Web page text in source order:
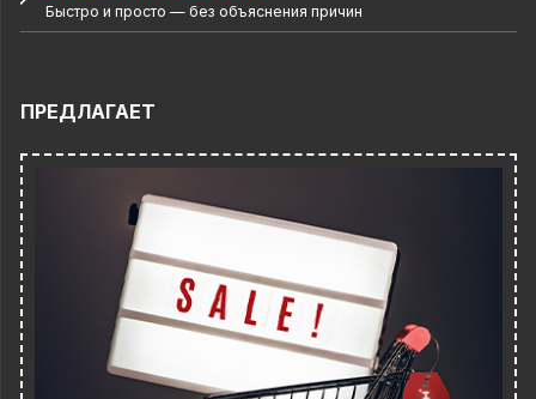
Быстро и просто — без объяснения причин
ПРЕДЛАГАЕТ